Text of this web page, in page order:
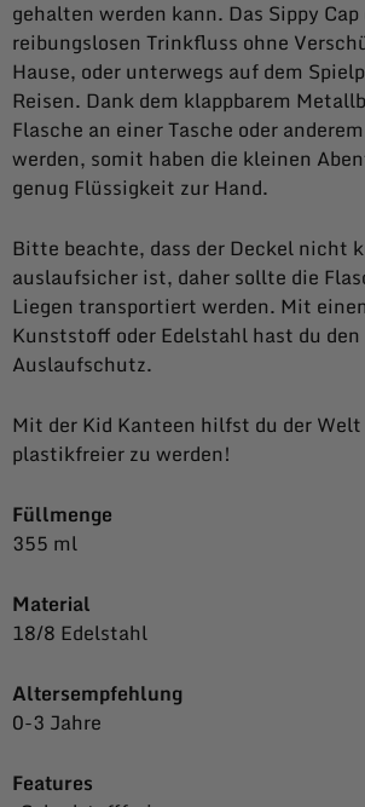
gehalten werden kann. Das Sippy
reibungslosen Trinkfluss ohne
Hause, oder unterwegs auf dem
Reisen. Dank dem klappbarem
Flasche an einer Tasche oder
werden, somit haben die kleinen
genug Flüssigkeit zur Hand.
Bitte beachte, dass der Deckel nicht
auslaufsicher ist, daher sollte die
Liegen transportiert werden. Mit
Kunststoff oder Edelstahl hast du den
Auslaufschutz.
Mit der Kid Kanteen hilfst du der
plastikfreier zu werden!
Füllmenge
355 ml
Material
18/8 Edelstahl
Altersempfehlung
0-3 Jahre
Features